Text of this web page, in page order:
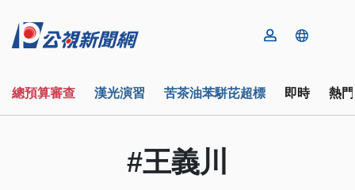
總預算審查 漢光演習 苦茶油苯駢芘超標 即時 熱
#王義川